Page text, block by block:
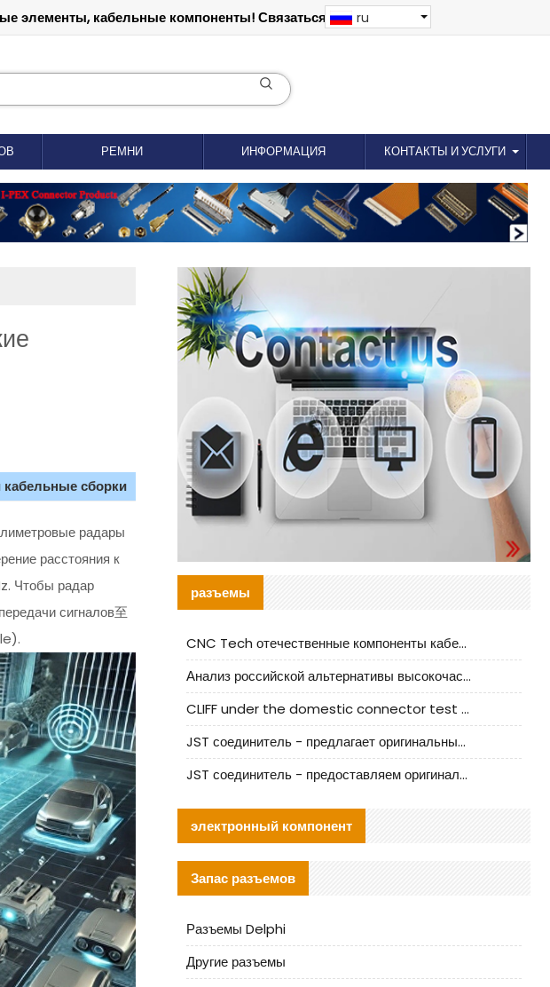
элементы, кабельные компоненты! Связаться: 18012695035
ru
РЕМНИ ИНФОРМАЦИЯ КОНТАКТЫ И УСЛУГИ
кабельные сборки
радары
расстояния к
Чтобы радар
сигналов至
разъемы
CNC Tech отечественные компоненты кабельной арматуры оценка и руководство по производственному внедрению
Анализ российской альтернативы высокочастотных кабельных колодцев I-PEX
CLIFF under the domestic connector test standard update
JST соединитель - предлагает оригинальные и заменяющие JST NSHR-02V-S соединители
JST соединитель - предоставляем оригинальные JST GHR-09V-S соединители и их аналоги
электронный компонент
Запас разъемов
Разъемы Delphi
Другие разъемы